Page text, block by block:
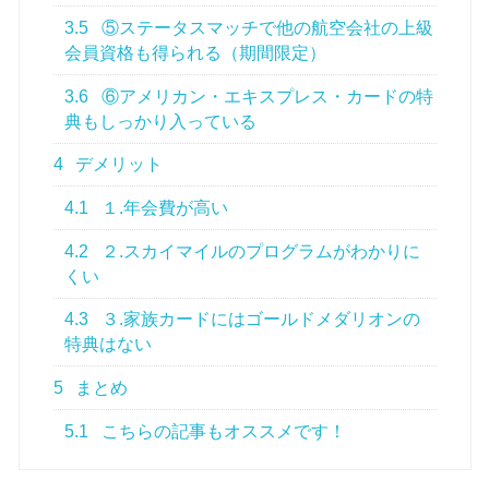
3.5
⑤ステータスマッチで他の航空会社の上級
会員資格も得られる（期間限定）
3.6
⑥アメリカン・エキスプレス・カードの特
典もしっかり入っている
4 デメリット
4.1 １.年会費が高い
4.2
２.スカイマイルのプログラムがわかりに
くい
4.3
３.家族カードにはゴールドメダリオンの
特典はない
5 まとめ
5.1 こちらの記事もオススメです！